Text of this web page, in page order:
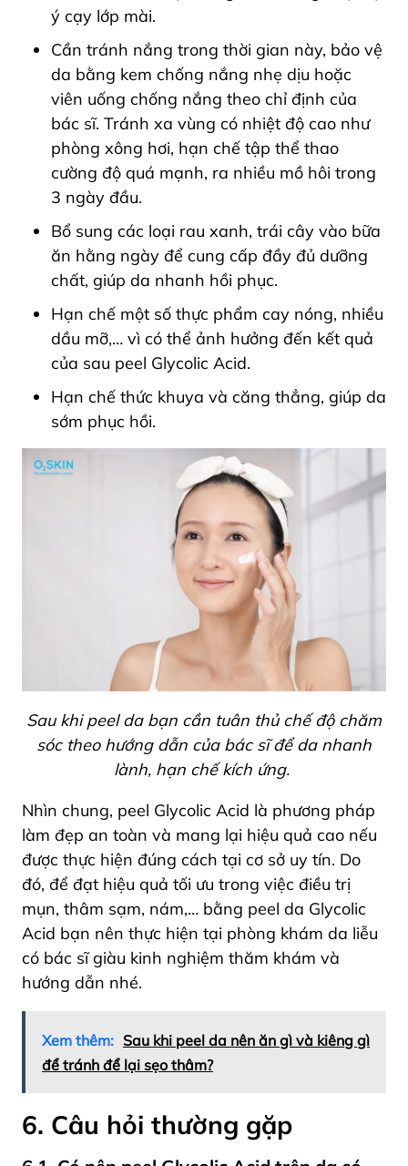
ý cạy lớp mài.
Cần tránh nắng trong thời gian này, bảo vệ
da bằng kem chống nắng nhẹ dịu hoặc
viên uống chống nắng theo chỉ định của
bác sĩ. Tránh xa vùng có nhiệt độ cao như
phòng xông hơi, hạn chế tập thể thao
cường độ quá mạnh, ra nhiều mồ hôi trong
3 ngày đầu.
Bổ sung các loại rau xanh, trái cây vào bữa
ăn hằng ngày để cung cấp đầy đủ dưỡng
chất, giúp da nhanh hồi phục.
Hạn chế một số thực phẩm cay nóng, nhiều
dầu mỡ,… vì có thể ảnh hưởng đến kết quả
của sau peel Glycolic Acid.
Hạn chế thức khuya và căng thẳng, giúp da
sớm phục hồi.
Sau khi peel da bạn cần tuân thủ chế độ chăm
sóc theo hướng dẫn của bác sĩ để da nhanh
lành, hạn chế kích ứng.
Nhìn chung, peel Glycolic Acid là phương pháp
làm đẹp an toàn và mang lại hiệu quả cao nếu
được thực hiện đúng cách tại cơ sở uy tín. Do
đó, để đạt hiệu quả tối ưu trong việc điều trị
mụn, thâm sạm, nám,… bằng peel da Glycolic
Acid bạn nên thực hiện tại phòng khám da liễu
có bác sĩ giàu kinh nghiệm thăm khám và
hướng dẫn nhé.
Xem thêm: Sau khi peel da nên ăn gì và kiêng gì
để tránh để lại sẹo thâm?
6. Câu hỏi thường gặp